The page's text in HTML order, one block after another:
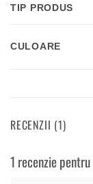
TIP PRODUS
CULOARE
RECENZII (1)
1 recenzie pentru